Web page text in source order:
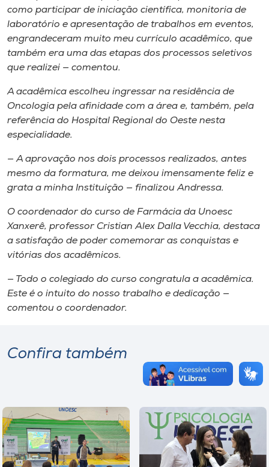
como participar de iniciação científica, monitoria de
laboratório e apresentação de trabalhos em eventos,
engrandeceram muito meu currículo acadêmico, que
também era uma das etapas dos processos seletivos
que realizei — comentou.
A acadêmica escolheu ingressar na residência de
Oncologia pela afinidade com a área e, também, pela
referência do Hospital Regional do Oeste nesta
especialidade.
— A aprovação nos dois processos realizados, antes
mesmo da formatura, me deixou imensamente feliz e
grata a minha Instituição — finalizou Andressa.
O coordenador do curso de Farmácia da Unoesc
Xanxerê, professor Cristian Alex Dalla Vecchia, destaca
a satisfação de poder comemorar as conquistas e
vitórias dos acadêmicos.
— Todo o colegiado do curso congratula a acadêmica.
Este é o intuito do nosso trabalho e dedicação —
comentou o coordenador.
Confira também